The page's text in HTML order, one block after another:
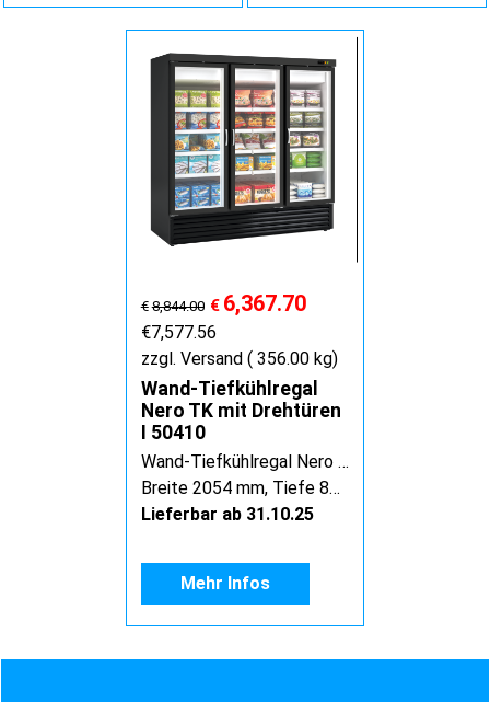
€ 8,844.00 € 6,367.70
€7,577.56
zzgl. Versand
356.00kg
Wand-Tiefkühlregal
Nero TK mit Drehtüren
I 50410
Wand-Tiefkühlregal Nero TK mit Drehtüren
Breite 2054 mm, Tiefe 805 mm, Höhe 2038 mm
Lieferbar ab 31.10.25
Mehr Infos